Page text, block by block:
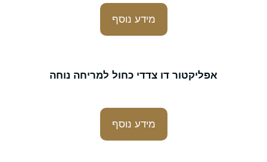
מידע נוסף
אפליקטור דו צדדי כחול למריחה נוחה
מידע נוסף